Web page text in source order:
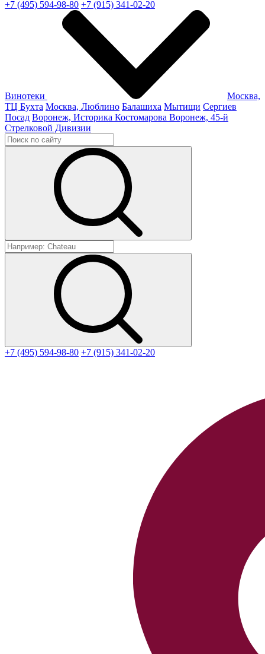
+7 (495) 594-98-80 +7 (915) 341-02-20
Винотеки
Москва,
ТЦ Бухта Москва, Люблино Балашиха Мытищи Сергиев
Посад Воронеж, Историка Костомарова Воронеж, 45-й
Стрелковой Дивизии
+7 (495) 594-98-80 +7 (915) 341-02-20